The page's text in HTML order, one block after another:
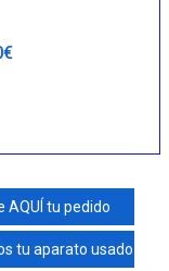
AQUÍ tu pedido
tu aparato usado